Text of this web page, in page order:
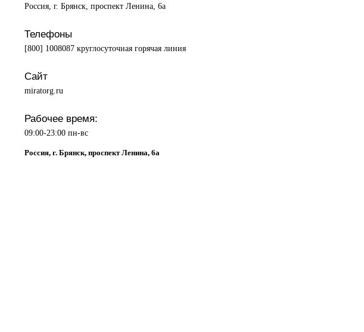
Россия, г. Брянск, проспект Ленина, 6а
Телефоны
[800] 1008087 круглосуточная горячая линия
Сайт
miratorg.ru
Рабочее время:
09:00-23:00 пн-вс
Россия, г. Брянск, проспект Ленина, 6а